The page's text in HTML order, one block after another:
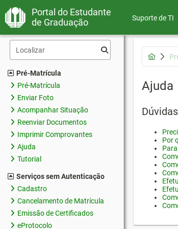
Portal do Estudante
de Graduação
Suporte de TI
Pré-Matrícula
Pré-Matrícula
Enviar Foto
Acompanhar Situação
Reenviar Documentos
Imprimir Comprovantes
Ajuda
Tutorial
Serviços sem Autenticação
Cadastro
Cancelamento de Matrícula
Emissão de Certificados
eProtocolo
Ajuda
Por